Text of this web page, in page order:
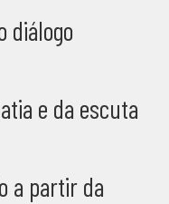
diálogo
e da escuta
a partir da